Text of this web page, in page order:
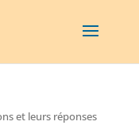
et leurs réponses